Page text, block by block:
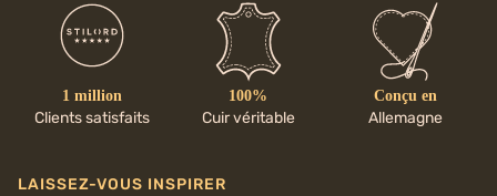
1 million
Clients satisfaits
100%
Cuir véritable
Conçu en
Allemagne
LAISSEZ-VOUS INSPIRER